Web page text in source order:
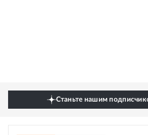
Станьте нашим